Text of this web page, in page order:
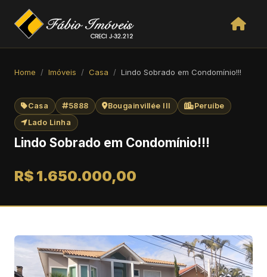
Home Imóveis Casa Lindo Sobrado em Condomínio!!!
Casa 5888 Bougainvillée III
Peruíbe
Lado Linha
Lindo Sobrado em Condomínio!!!
R$ 1.650.000,00